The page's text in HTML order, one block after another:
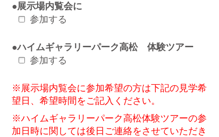
●展示場内覧会に
参加する
●ハイムギャラリーパーク高松 体験ツアー
参加する
※展示場内覧会に参加希望の方は下記の見学希
望日、希望時間をご記入ください。
※ハイムギャラリーパーク高松体験ツアーの参
加日時に関しては後日ご連絡をさせていただき